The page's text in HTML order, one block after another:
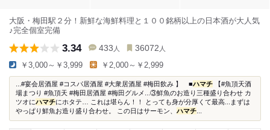
大阪・梅田駅２分！新鮮な海鮮料理と１００銘柄以上の日本酒が大人気
♪完全個室完備
3.34 433 人 36072 人
￥3,000～￥3,999 ￥2,000～￥2,999
...#宴会居酒屋 #コスパ居酒屋 #大衆居酒屋 #梅田飲み 】 ■ハマチ 【#魚頂天酒
場まつり #魚頂天 #梅田居酒屋 #梅田グルメ...③鮮魚のお造り三種盛り合わせ カ
ツオにハマチにホタテ… これは堪らん！！ とっても身が分厚くて最高...まずは
やっぱり鮮魚お造り盛り合わせ。 この日はサーモン、 ハマチ